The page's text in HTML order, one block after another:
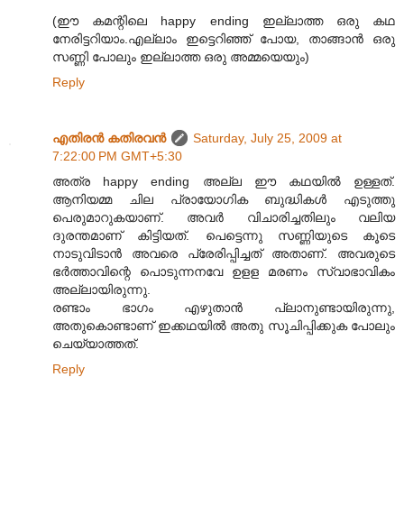
(ഈ കമന്റിലെ happy ending ഇല്ലാത്ത ഒരു കഥ
നേരിട്ടറിയാം.എല്ലാം ഇട്ടെറിഞ്ഞ് പോയ, താങ്ങാന്‍ ഒരു
സണ്ണി പോലും ഇല്ലാത്ത ഒരു അമ്മയെയും)
Reply
എതിരന്‍ കതിരവന്‍
Saturday, July 25, 2009 at
7:22:00 PM GMT+5:30
അത്ര happy ending അല്ല ഈ കഥയിൽ ഉള്ളത്.
ആനിയമ്മ ചില പ്രായോഗിക ബുദ്ധികൾ എടുത്തു
പെരുമാറുകയാണ്. അവർ വിചാരിച്ചതിലും വലിയ
ദുരന്തമാണ് കിട്ടിയത്. പെട്ടെന്നു സണ്ണിയുടെ കൂടെ
നാടുവിടാൻ അവരെ പ്രേരിപ്പിച്ചത് അതാണ്. അവരുടെ
ഭർത്താവിന്റെ പൊടുന്നനവേ ഉളള മരണം സ്വാഭാവികം
അല്ലായിരുന്നു.
രണ്ടാം ഭാഗം എഴുതാൻ പ്ലാനുണ്ടായിരുന്നു,
അതുകൊണ്ടാണ് ഇക്കഥയിൽ അതു സൂചിപ്പിക്കുക പോലും
ചെയ്യാത്തത്.
Reply